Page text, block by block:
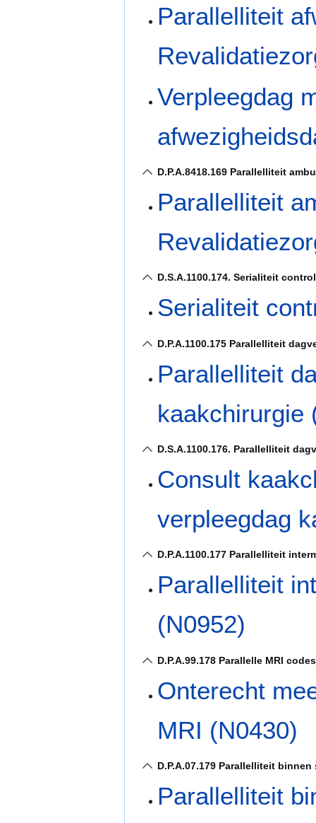
Parallelliteit
Verpleegdag
D.P.A.8418.169 Parallelliteit
Parallelliteit
D.S.A.1100.174. Serialiteit
Serialiteit
D.P.A.1100.175 Parallelliteit
Parallelliteit
kaakchirurgie
D.S.A.1100.176. Parallelliteit
Consult
verpleegdag
D.P.A.1100.177 Parallelliteit
Parallelliteit
(N0952)
D.P.A.99.178 Parallelle MRI codes
Onterecht
MRI (N0430)
D.P.A.07.179 Parallelliteit
Parallelliteit